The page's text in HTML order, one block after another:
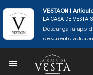
VESTAON l
LA CASA DE VESTA
Descarga la app
descuento
